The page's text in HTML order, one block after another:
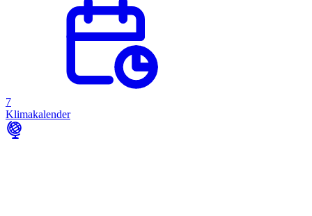
7
Klimakalender